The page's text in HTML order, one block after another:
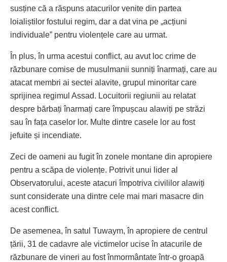
susține că a răspuns atacurilor venite din partea
loialiștilor fostului regim, dar a dat vina pe „acțiuni
individuale” pentru violențele care au urmat.
În plus, în urma acestui conflict, au avut loc crime de
răzbunare comise de musulmanii sunniți înarmați, care au
atacat membri ai sectei alavite, grupul minoritar care
sprijinea regimul Assad. Locuitorii regiunii au relatat
despre bărbați înarmați care împușcau alawiți pe străzi
sau în fața caselor lor. Multe dintre casele lor au fost
jefuite și incendiate.
Zeci de oameni au fugit în zonele montane din apropiere
pentru a scăpa de violențe. Potrivit unui lider al
Observatorului, aceste atacuri împotriva civililor alawiți
sunt considerate una dintre cele mai mari masacre din
acest conflict.
De asemenea, în satul Tuwaym, în apropiere de centrul
țării, 31 de cadavre ale victimelor ucise în atacurile de
răzbunare de vineri au fost înmormântate într-o groapă